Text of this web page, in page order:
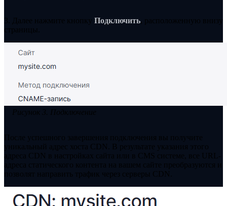
3. Далее нажмите кнопку Подключить , расположенную внизу
страницы.
Рисунок 3. Подключение
После успешного завершения подключения вы получите
уникальный адрес хоста CDN. В результате указания этого
адреса CDN в настройках сайта или в CMS системе, все URL-
адреса статического контента на вашем сайте преобразуются и
позволят направить трафик через серверы CDN.